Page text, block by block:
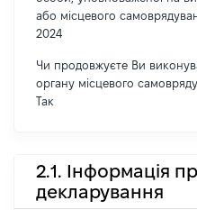
або місцевого
2024
Чи продовжуєте Ви
органу місцевого
Так
2.1. Інформація
декларування